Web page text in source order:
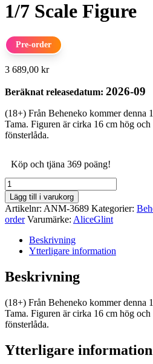
1/7 Scale Figure
Pre-order
3 689,00 kr
Beräknat releasedatum: 2026-09
(18+) Från Beheneko kommer denna
Tama. Figuren är cirka 16 cm hög och
fönsterlåda.
Köp och tjäna 369 poäng!
(18+)
Beheneko
Aria
&
Tama
Scale
mängd
Lägg till i varukorg
Artikelnr: ANM-3689 Kategorier:
order Varumärke: AliceGlint
Beskrivning
Ytterligare information
Beskrivning
(18+) Från Beheneko kommer denna
Tama. Figuren är cirka 16 cm hög och
fönsterlåda.
Ytterligare information